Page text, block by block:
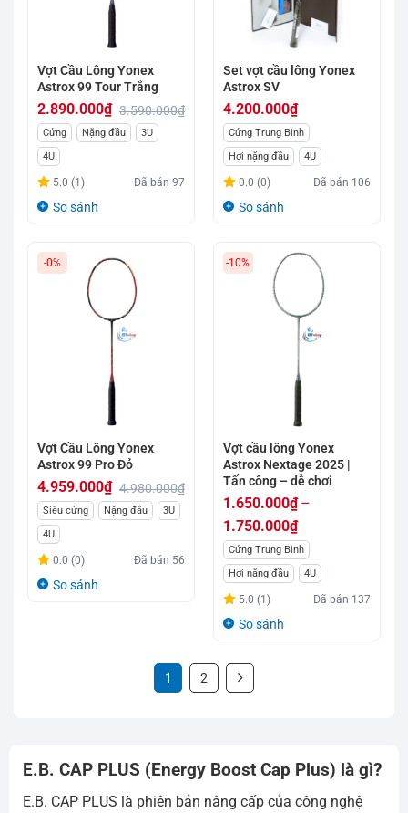
Vợt Cầu Lông Yonex
Astrox 99 Tour Trắng
3.590.000₫
Giá
gốc
là:
3.590.000₫.
2.890.000₫
Giá
hiện
tại
là:
Cứng Nặng đầu
3U
4U
5.0 (1) Đã bán97
So sánh
Set vợt cầu lông Yonex
Astrox SV
4.200.000₫
Cứng Trung Bình
Hơi nặng đầu
4U
0.0 (0) Đã bán 106
So sánh
-0%
Vợt Cầu Lông Yonex
Astrox 99 Pro Đỏ
4.980.000₫
Giá
gốc
là:
4.980.000₫.
4.959.000₫
Giá
hiện
tại
là:
Siêu cứng Nặng đầu
3U
4U
0.0 (0) Đã bán 56
So sánh
-10%
Vợt cầu lông Yonex
Astrox Nextage 2025 |
Tấn công – dễ chơi
1.650.000₫ –
1.750.000₫
Khoảng
giá:
từ
1.650.000₫
1.750.000₫
Cứng Trung Bình
Hơi nặng đầu
4U
5.0 (1) Đã bán 137
So sánh
1 2
E.B. CAP PLUS (Energy Boost Cap Plus) là gì?
E.B. CAP PLUS là phiên bản nâng cấp của công nghệ